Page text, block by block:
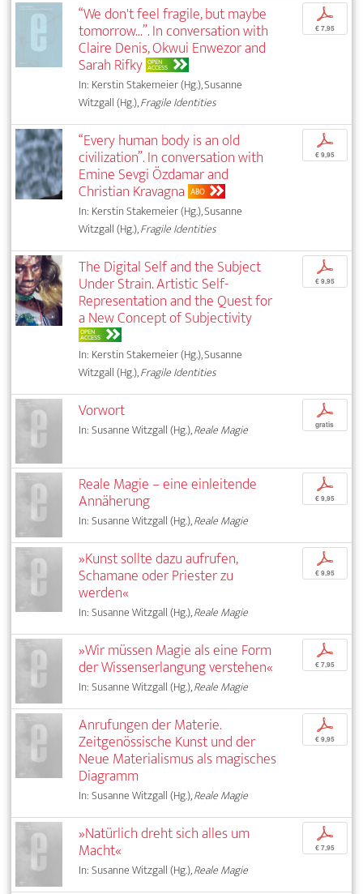
“We don't feel fragile, but maybe
tomorrow...”. In conversation with
Claire Denis, Okwui Enwezor and
Sarah Rifky OPEN
ACCESS
In: Kerstin Stakemeier (Hg.), Susanne
Witzgall (Hg.),Fragile Identities
p
€ 7,95
“Every human body is an old
civilization”. In conversation with
Emine Sevgi Özdamar and
Christian Kravagna ABO
In: Kerstin Stakemeier (Hg.), Susanne
Witzgall (Hg.),Fragile Identities
p
€ 9,95
The Digital Self and the Subject
Under Strain. Artistic Self-
Representation and the Quest for
a New Concept of Subjectivity
OPEN
ACCESS
In: Kerstin Stakemeier (Hg.), Susanne
Witzgall (Hg.),Fragile Identities
p
€ 9,95
Vorwort
In: Susanne Witzgall (Hg.),Reale Magie
p
gratis
Reale Magie – eine einleitende
Annäherung
In: Susanne Witzgall (Hg.),Reale Magie
p
€ 9,95
»Kunst sollte dazu aufrufen,
Schamane oder Priester zu
werden«
In: Susanne Witzgall (Hg.),Reale Magie
p
€ 9,95
»Wir müssen Magie als eine Form
der Wissenserlangung verstehen«
In: Susanne Witzgall (Hg.),Reale Magie
p
€ 7,95
Anrufungen der Materie.
Zeitgenössische Kunst und der
Neue Materialismus als magisches
Diagramm
In: Susanne Witzgall (Hg.),Reale Magie
p
€ 9,95
»Natürlich dreht sich alles um
Macht«
In: Susanne Witzgall (Hg.),Reale Magie
p
€ 7,95